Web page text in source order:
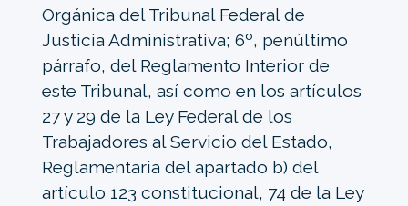
Orgánica del Tribunal Federal de
Justicia Administrativa; 6º, penúltimo
párrafo, del Reglamento Interior de
este Tribunal, así como en los artículos
27 y 29 de la Ley Federal de los
Trabajadores al Servicio del Estado,
Reglamentaria del apartado b) del
artículo 123 constitucional, 74 de la Ley